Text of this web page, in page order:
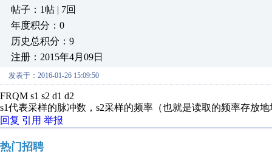
帖子：1帖 | 7回
年度积分：0
历史总积分：9
注册：2015年4月09日
发表于：2016-01-26 15:09:50
FRQM s1 s2 d1 d2
s1代表采样的脉冲数，s2采样的频率（也就是读取的频率存放
回复 引用 举报
热门招聘